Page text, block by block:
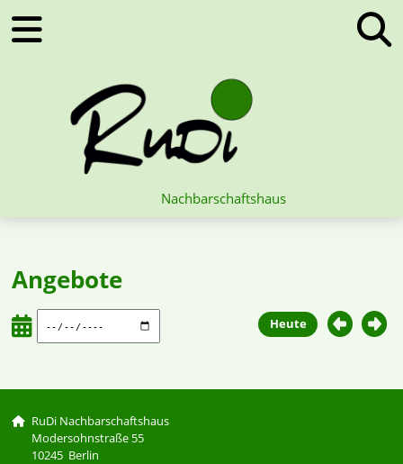
Nachbarschaftshaus
Angebote
Heute
RuDi Nachbarschaftshaus
Modersohnstraße 55
10245 Berlin